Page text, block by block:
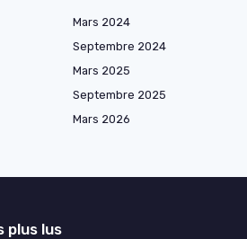
Mars 2024
Septembre 2024
Mars 2025
Septembre 2025
Mars 2026
plus lus